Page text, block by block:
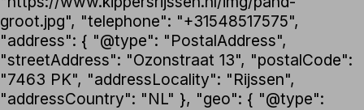
groot.jpg", "telephone": "+31548517575",
"address": { "@type": "PostalAddress",
"streetAddress": "Ozonstraat 13", "postalCode":
"7463 PK", "addressLocality": "Rijssen",
"addressCountry": "NL" }, "geo": { "@type":